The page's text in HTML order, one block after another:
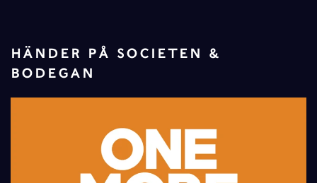
HÄNDER PÅ SOCIETEN &
BODEGAN